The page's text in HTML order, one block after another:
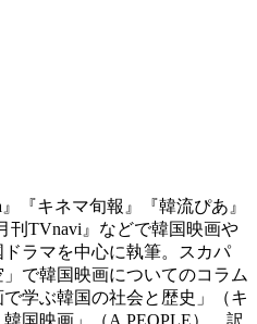
『キネマ旬報』『韓流ぴあ』
刊TVnavi』などで韓国映画や
ラマを中心に執筆。スカパ
で韓国映画についてのコラム
学ぶ韓国の社会と歴史」（キ